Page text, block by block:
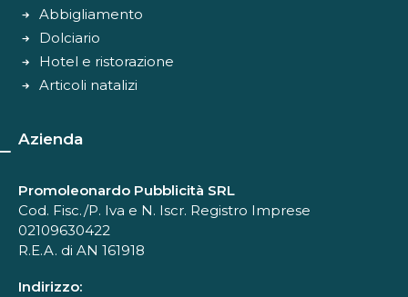
Abbigliamento
Dolciario
Hotel e ristorazione
Articoli natalizi
Azienda
Promoleonardo Pubblicità SRL
Cod. Fisc./P. Iva e N. Iscr. Registro Imprese
02109630422
R.E.A. di AN 161918
Indirizzo: